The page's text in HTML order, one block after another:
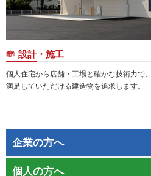
設計・施工
個人住宅から店舗・工場と確かな技術力で
満足していただける建造物を追求します。
企業の方へ
個人の方へ